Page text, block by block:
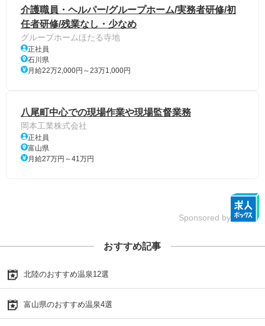
介護職員・ヘルパー/グループホーム/実務者研修/初
任者研修/残業なし・少なめ
グループホームほたる寺地
正社員
石川県
月給22万2,000円～23万1,000円
八尾町中心での現場作業や現場監督業務
岡本工業株式会社
正社員
富山県
月給27万円～41万円
Sponsored by
おすすめ記事
北陸のおすすめ温泉12選
富山県のおすすめ温泉4選